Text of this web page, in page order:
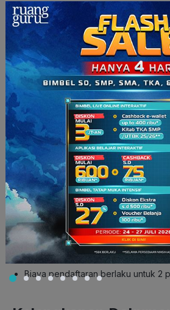
menjadi syarat, memilih lokasi
sesuai pilihan yang tersedia,
untuk memperoleh kode
Membayar biaya
pembayaran yang ada di akun
menggunakan kode pembayaran
Mencetak Bukti Peserta CBT-UM
Mencetak Kartu Ujian
3
pelaksanaan ujian pukul 15.00 WIB
Mengikuti CBT-UM UGM sesuai
Kartu Ujian
Melihat pengumuman hasil seleksi
Biaya Pendaftaran
Yogyakarta: Rp350.000
Jakarta: Rp550.000
Catatan:
Biaya pendaftaran berlaku untuk 2